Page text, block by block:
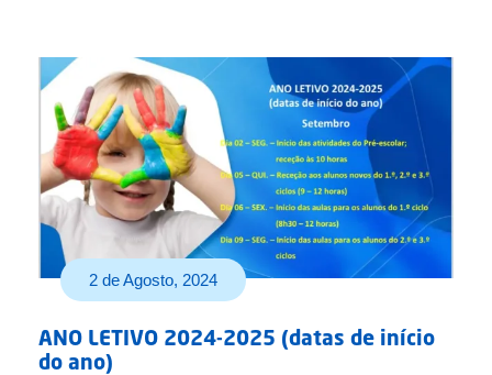
2 de Agosto, 2024
ANO LETIVO 2024-2025 (datas de início
do ano)